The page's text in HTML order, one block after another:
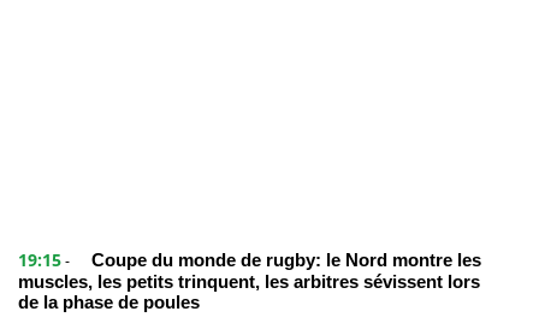
19:15 -
Coupe du monde de rugby: le Nord montre les
muscles, les petits trinquent, les arbitres sévissent lors
de la phase de poules